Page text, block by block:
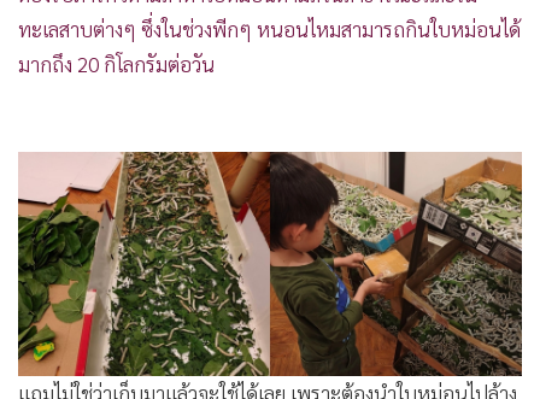
ทะเลสาบต่างๆ ซึ่งในช่วงพีกๆ หนอนไหมสามารถกินใบหม่อนได้
มากถึง 20 กิโลกรัมต่อวัน
แถมไม่ใช่ว่าเก็บมาแล้วจะใช้ได้เลย เพราะต้องนำใบหม่อนไปล้าง